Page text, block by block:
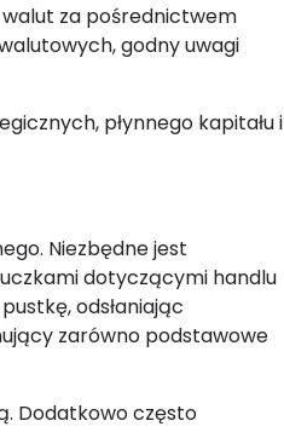
walut za pośrednictwem
godny uwagi
płynnego kapitału i
Niezbędne jest
dotyczącymi handlu
odsłaniając
zarówno podstawowe
Dodatkowo często